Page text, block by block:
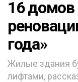
16
года»
Жилые здания
лифтами,